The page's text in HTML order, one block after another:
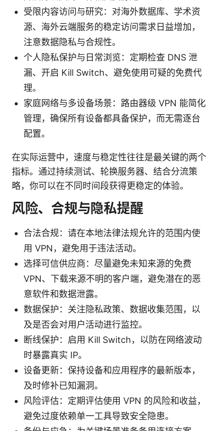
受限内容访问与研究：对海外数据库、学术资
源、海外云端服务的稳定访问需求日益增加，
注意数据隐私与合规性。
个人隐私保护与日常浏览：定期检查 DNS 泄
漏、开启 Kill Switch、避免使用可疑的免费代
理。
家庭网络与多设备场景：路由器级 VPN 能简化
管理，确保所有设备都具备保护，而无需逐台
配置。
在实际运营中，速度与稳定性往往是最关键的两个
指标。通过持续测试、轮换服务器、结合分流策
略，你可以在不同时间段获得更稳定的体验。
风险、合规与隐私提醒
合法合规：请在本地法律法规允许的范围内使
用 VPN，避免用于违法活动。
选择可信供应商：尽量避免未知来源的免费
VPN、下载来源不明的客户端，避免潜在的恶
意软件和数据泄露。
数据保护：关注隐私政策、数据收集范围，以
及是否会对用户活动进行监控。
断线保护：启用 Kill Switch，以防在网络波动
时暴露真实 IP。
设备更新：保持设备和应用程序的最新版本，
及时修补已知漏洞。
风险评估：定期评估使用 VPN 的风险和收益，
避免过度依赖单一工具导致安全隐患。